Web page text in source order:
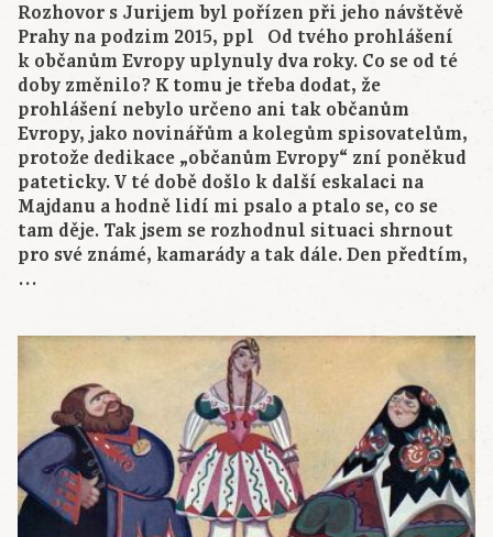
Rozhovor s Jurijem byl pořízen při jeho návštěvě
Prahy na podzim 2015, ppl Od tvého prohlášení
k občanům Evropy uplynuly dva roky. Co se od té
doby změnilo? K tomu je třeba dodat, že
prohlášení nebylo určeno ani tak občanům
Evropy, jako novinářům a kolegům spisovatelům,
protože dedikace „občanům Evropy“ zní poněkud
pateticky. V té době došlo k další eskalaci na
Majdanu a hodně lidí mi psalo a ptalo se, co se
tam děje. Tak jsem se rozhodnul situaci shrnout
pro své známé, kamarády a tak dále. Den předtím,
…